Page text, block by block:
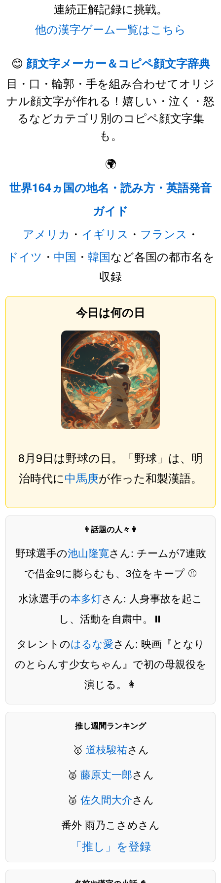
連続正解記録に挑戦。
他の漢字ゲーム一覧はこちら
😊 顔文字メーカー＆コピペ顔文字辞典
目・口・輪郭・手を組み合わせてオリジ
ナル顔文字が作れる！嬉しい・泣く・怒
るなどカテゴリ別のコピペ顔文字集
も。
🌍
世界164ヵ国の地名・読み方・英語発音
ガイド
アメリカ ・ イギリス ・ フランス ・
ドイツ ・ 中国 ・ 韓国など各国の都市名を
収録
今日は何の日
8月9日は野球の日。「野球」は、明
治時代に中馬庚が作った和製漢語。
👨話題の人々👩
野球選手の池山隆寛さん: チームが7連敗
で借金9に膨らむも、3位をキープ ⚾️
水泳選手の本多灯さん: 人身事故を起こ
し、活動を自粛中。⏸️
タレントのはるな愛さん: 映画『となり
のとらんす少女ちゃん』で初の母親役を
演じる。👩
推し週間ランキング
🥇 道枝駿祐さん
🥈 藤原丈一郎さん
🥉 佐久間大介さん
番外 雨乃こさめさん
「推し」を登録